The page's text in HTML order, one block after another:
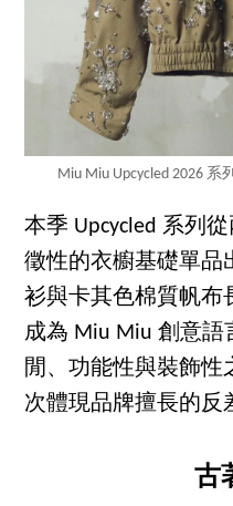
Miu Miu Upcycled 2026
本季 Upcycled 系列
徵性的衣櫥基礎單品
衫與卡其色棉質帆布
成為 Miu Miu 創意語
閒、功能性與裝飾性
次體現品牌擅長的反
古